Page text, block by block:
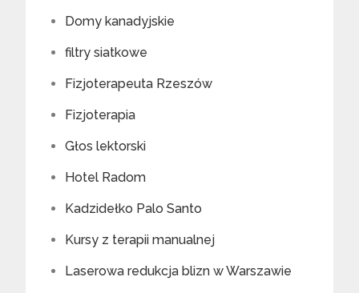
Domy kanadyjskie
filtry siatkowe
Fizjoterapeuta Rzeszów
Fizjoterapia
Głos lektorski
Hotel Radom
Kadzidełko Palo Santo
Kursy z terapii manualnej
Laserowa redukcja blizn w Warszawie